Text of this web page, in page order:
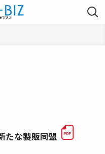
たな製販同盟